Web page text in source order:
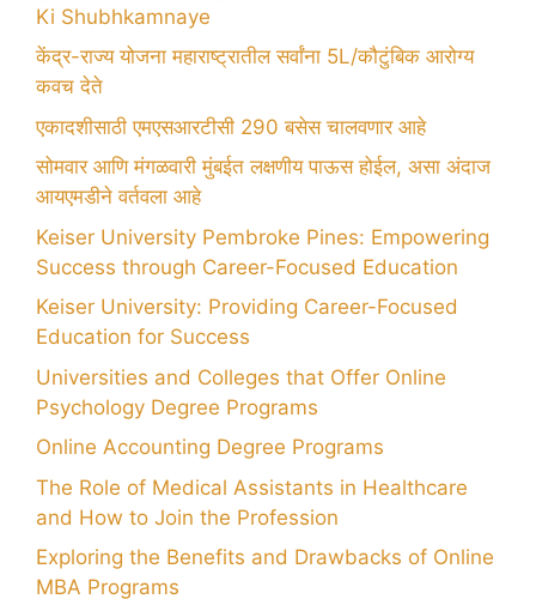
Ki Shubhkamnaye
केंद्र-राज्य योजना महाराष्ट्रातील सर्वांना 5L/कौटुंबिक आरोग्य
कवच देते
एकादशीसाठी एमएसआरटीसी 290 बसेस चालवणार आहे
सोमवार आणि मंगळवारी मुंबईत लक्षणीय पाऊस होईल, असा अंदाज
आयएमडीने वर्तवला आहे
Keiser University Pembroke Pines: Empowering
Success through Career-Focused Education
Keiser University: Providing Career-Focused
Education for Success
Universities and Colleges that Offer Online
Psychology Degree Programs
Online Accounting Degree Programs
The Role of Medical Assistants in Healthcare
and How to Join the Profession
Exploring the Benefits and Drawbacks of Online
MBA Programs